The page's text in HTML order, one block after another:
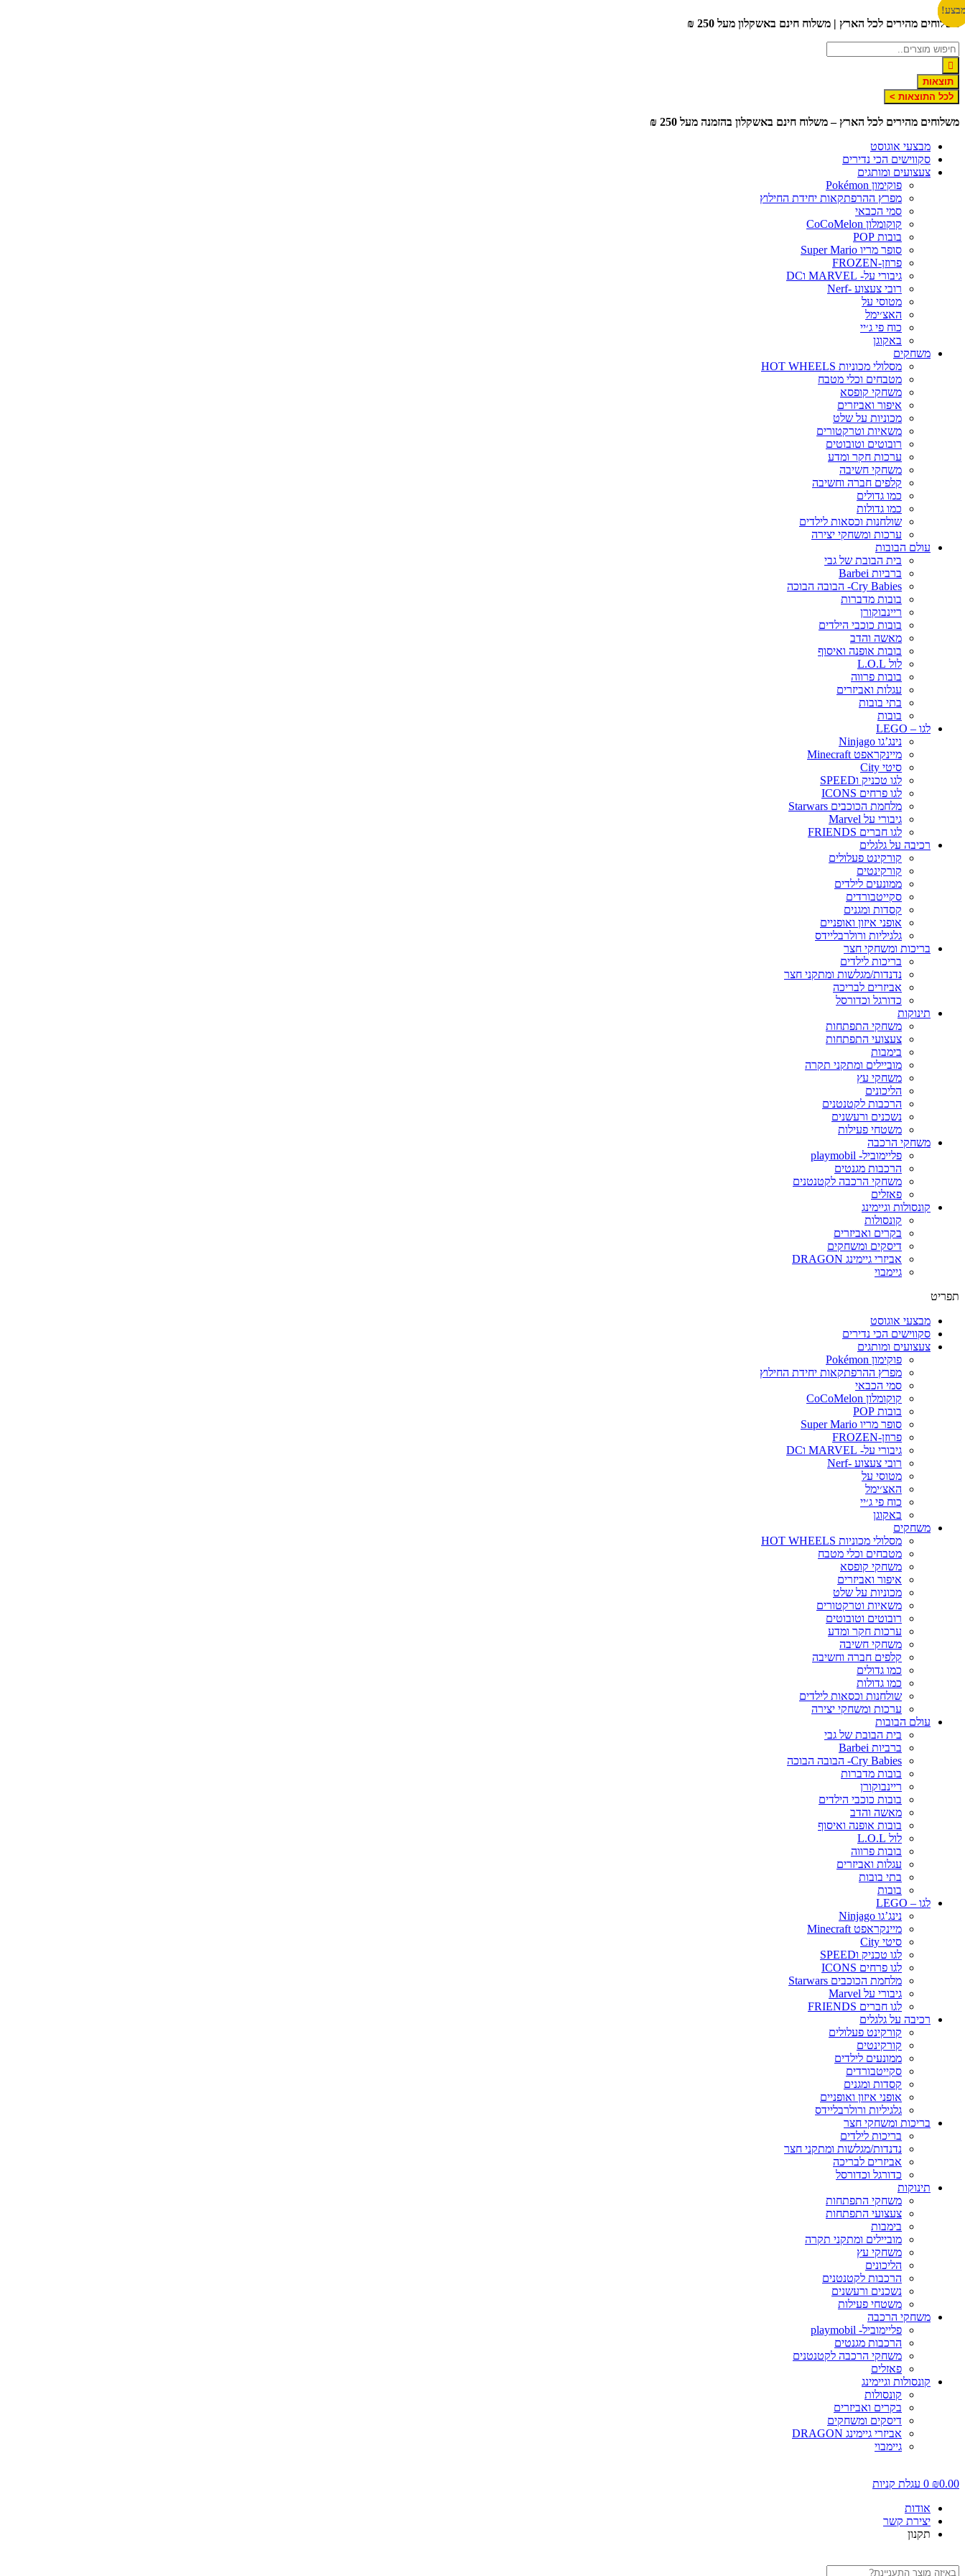
דלג
לתוכן
משלוחים מהירים לכל הארץ | משלוח חינם באשקלון מעל 250 ₪
תוצאות
לכל התוצאות >
משלוחים מהירים לכל הארץ – משלוח חינם באשקלון בהזמנה מעל 250 ₪
מבצעי אוגוסט
סקווישים הכי נדירים
צעצועים ומותגים
פוקימון Pokémon
מפרץ ההרפתקאות יחידת החילוץ
סמי הכבאי
קוקומלון CoCoMelon
בובות POP
סופר מריו Super Mario
פרוזן-FROZEN
גיבורי על- MARVEL וDC
רובי צעצוע -Nerf
מטוסי על
האצ׳ימל
כוח פי ג׳יי
באקוגן
משחקים
מסלולי מכוניות HOT WHEELS
מטבחים וכלי מטבח
משחקי קופסא
איפור ואביזרים
מכוניות על שלט
משאיות וטרקטורים
רובוטים וטובוטים
ערכות חקר ומדע
משחקי חשיבה
קלפים חברה וחשיבה
כמו גדולים
כמו גדולות
שולחנות וכסאות לילדים
ערכות ומשחקי יצירה
עולם הבובות
בית הבובת של גבי
ברביות Barbei
Cry Babies- הבובה הבוכה
בובות מדברות
ריינבוקורן
בובות כוכבי הילדים
מאשה והדב
בובות אופנה ואיסוף
לול L.O.L
בובות פרווה
עגלות ואביזרים
בתי בובות
בובות
לגו – LEGO
נינג’גו Ninjago
מיינקראפט Minecraft
סיטי City
לגו טכניק וSPEED
לגו פרחים ICONS
מלחמת הכוכבים Starwars
גיבורי על Marvel
לגו חברים FRIENDS
רכיבה על גלגלים
קורקינט פעלולים
קורקינטים
ממונעים לילדים
סקייטבורדים
קסדות ומגנים
אופני איזון ואופניים
גלגיליות ורולרבליידס
בריכות ומשחקי חצר
בריכות לילדים
נדנדות/מגלשות ומתקני חצר
אביזרים לבריכה
כדורגל וכדורסל
תינוקות
משחקי התפתחות
צעצועי התפתחות
בימבות
מוביילים ומתקני תקרה
משחקי עץ
הליכונים
הרכבות לקטנטנים
נשכנים ורעשנים
משטחי פעילות
משחקי הרכבה
פליימוביל- playmobil
הרכבות מגנטים
משחקי הרכבה לקטנטנים
פאזלים
קונסולות וגיימינג
קונסולות
בקרים ואביזרים
דיסקים ומשחקים
אביזרי גיימינג DRAGON
גיימבוי
תפריט
מבצעי אוגוסט
סקווישים הכי נדירים
צעצועים ומותגים
פוקימון Pokémon
מפרץ ההרפתקאות יחידת החילוץ
סמי הכבאי
קוקומלון CoCoMelon
בובות POP
סופר מריו Super Mario
פרוזן-FROZEN
גיבורי על- MARVEL וDC
רובי צעצוע -Nerf
מטוסי על
האצ׳ימל
כוח פי ג׳יי
באקוגן
משחקים
מסלולי מכוניות HOT WHEELS
מטבחים וכלי מטבח
משחקי קופסא
איפור ואביזרים
מכוניות על שלט
משאיות וטרקטורים
רובוטים וטובוטים
ערכות חקר ומדע
משחקי חשיבה
קלפים חברה וחשיבה
כמו גדולים
כמו גדולות
שולחנות וכסאות לילדים
ערכות ומשחקי יצירה
עולם הבובות
בית הבובת של גבי
ברביות Barbei
Cry Babies- הבובה הבוכה
בובות מדברות
ריינבוקורן
בובות כוכבי הילדים
מאשה והדב
בובות אופנה ואיסוף
לול L.O.L
בובות פרווה
עגלות ואביזרים
בתי בובות
בובות
לגו – LEGO
נינג’גו Ninjago
מיינקראפט Minecraft
סיטי City
לגו טכניק וSPEED
לגו פרחים ICONS
מלחמת הכוכבים Starwars
גיבורי על Marvel
לגו חברים FRIENDS
רכיבה על גלגלים
קורקינט פעלולים
קורקינטים
ממונעים לילדים
סקייטבורדים
קסדות ומגנים
אופני איזון ואופניים
גלגיליות ורולרבליידס
בריכות ומשחקי חצר
בריכות לילדים
נדנדות/מגלשות ומתקני חצר
אביזרים לבריכה
כדורגל וכדורסל
תינוקות
משחקי התפתחות
צעצועי התפתחות
בימבות
מוביילים ומתקני תקרה
משחקי עץ
הליכונים
הרכבות לקטנטנים
נשכנים ורעשנים
משטחי פעילות
משחקי הרכבה
פליימוביל- playmobil
הרכבות מגנטים
משחקי הרכבה לקטנטנים
פאזלים
קונסולות וגיימינג
קונסולות
בקרים ואביזרים
דיסקים ומשחקים
אביזרי גיימינג DRAGON
גיימבוי
₪0.00
0 עגלת קניות
אודות
יצירת קשר
תקנון